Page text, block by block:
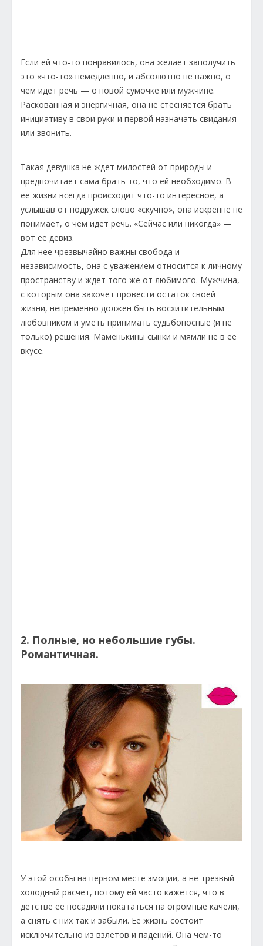
Если ей что-то понравилось, она желает заполучить
это «что-то» немедленно, и абсолютно не важно, о
чем идет речь — о новой сумочке или мужчине.
Раскованная и энергичная, она не стесняется брать
инициативу в свои руки и первой назначать свидания
или звонить.
Такая девушка не ждет милостей от природы и
предпочитает сама брать то, что ей необходимо. В
ее жизни всегда происходит что-то интересное, а
услышав от подружек слово «скучно», она искренне не
понимает, о чем идет речь. «Сейчас или никогда» —
вот ее девиз.
Для нее чрезвычайно важны свобода и
независимость, она с уважением относится к личному
пространству и ждет того же от любимого. Мужчина,
с которым она захочет провести остаток своей
жизни, непременно должен быть восхитительным
любовником и уметь принимать судьбоносные (и не
только) решения. Маменькины сынки и мямли не в ее
вкусе.
2. Полные, но небольшие губы.
Романтичная.
У этой особы на первом месте эмоции, а не трезвый
холодный расчет, потому ей часто кажется, что в
детстве ее посадили покататься на огромные качели,
а снять с них так и забыли. Ее жизнь состоит
исключительно из взлетов и падений. Она чем-то